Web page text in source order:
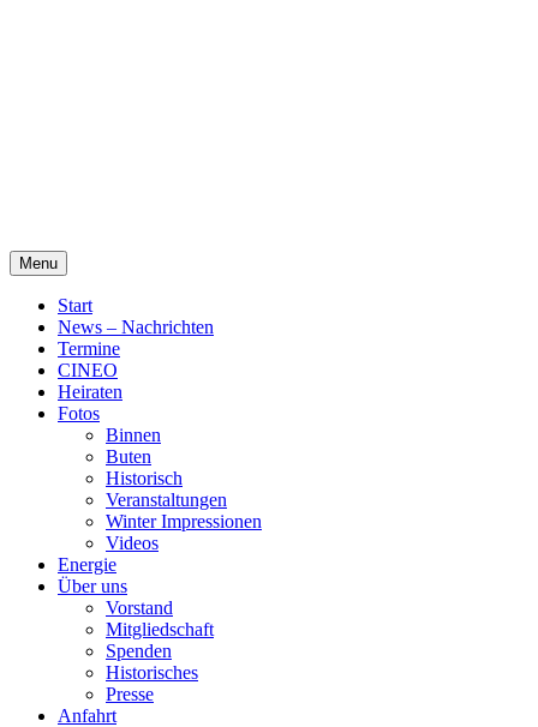
Menu
Start
News – Nachrichten
Termine
CINEO
Heiraten
Fotos
Binnen
Buten
Historisch
Veranstaltungen
Winter Impressionen
Videos
Energie
Über uns
Vorstand
Mitgliedschaft
Spenden
Historisches
Presse
Anfahrt